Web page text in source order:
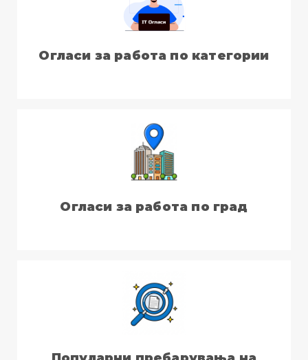
Огласи за работа по категории
Огласи за работа по град